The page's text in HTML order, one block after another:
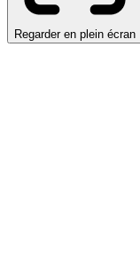
Regarder en plein écran